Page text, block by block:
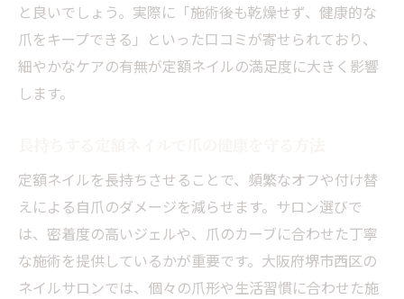
と良いでしょう。実際に「施術後も乾燥せず、健康的な
爪をキープできる」といった口コミが寄せられており、
細やかなケアの有無が定額ネイルの満足度に大きく影響
します。
定額ネイルを長持ちさせることで、頻繁なオフや付け替
えによる自爪のダメージを減らせます。サロン選びで
は、密着度の高いジェルや、爪のカーブに合わせた丁寧
な施術を提供しているかが重要です。大阪府堺市西区の
ネイルサロンでは、個々の爪形や生活習慣に合わせた施